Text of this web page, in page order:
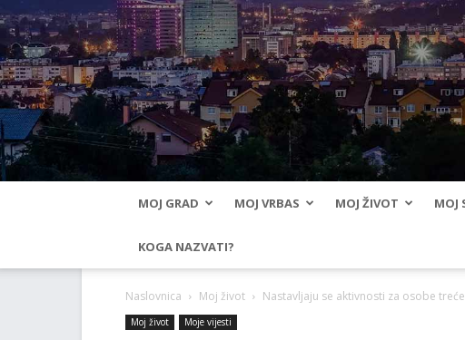
MOJ GRAD MOJ VRBAS MOJ ŽIVOT MOJ
KOGA NAZVATI?
Naslovnica Moj život Nastavljaju se aktivnosti za osobe
Moj život Moje vijesti